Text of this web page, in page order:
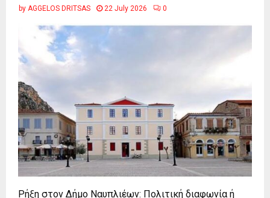
by AGGELOS DRITSAS 22 July 2026 0
Ρήξη στον Δήμο Ναυπλιέων: Πολιτική διαφωνία ή